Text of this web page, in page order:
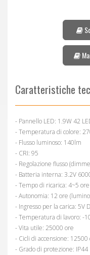
Caratteristiche
- Pannello LED: 1.9W 42
- Temperatura di colore:
- Flusso luminoso: 140lm
- CRI: 95
- Regolazione flusso
- Batteria interna: 3.2V
- Tempo di ricarica: 4~5 ore
- Autonomia: 12 ore
- Ingresso per la carica: 5V
- Temperatura di lavoro: -
- Vita utile: 25000 ore
- Cicli di accensione: 12500
- Grado di protezione: IP44